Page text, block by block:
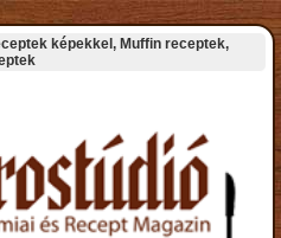
képekkel, Muffin receptek,